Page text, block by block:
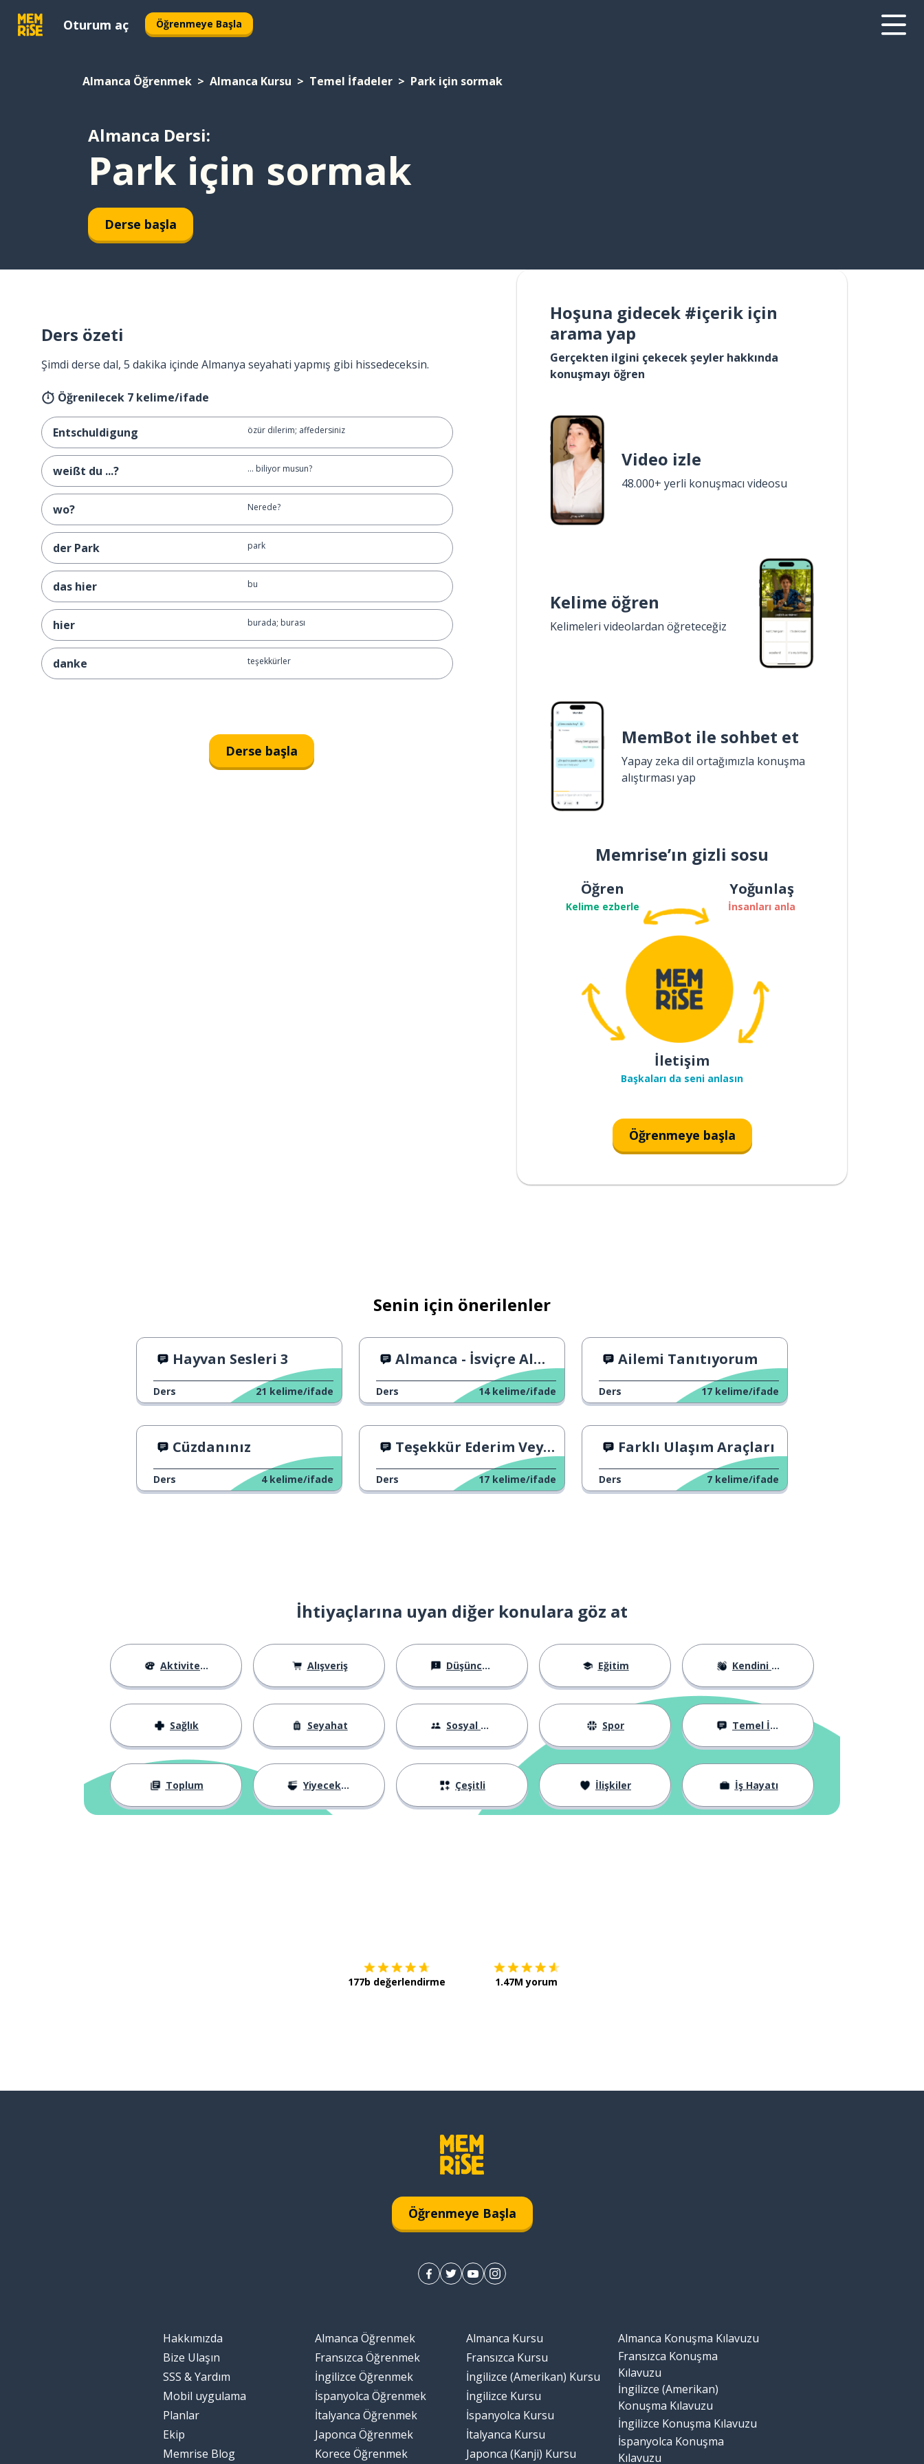
Oturum aç Öğrenmeye Başla
Almanca Öğrenmek Almanca Kursu Temel İfadeler Park için sormak
Almanca Dersi:
Park için sormak
Derse başla
Ders özeti
Şimdi derse dal, 5 dakika içinde Almanya seyahati yapmış gibi hissedeceksin.
Öğrenilecek 7 kelime/ifade
Entschuldigung özür dilerim; affedersiniz
weißt du ...? ... biliyor musun?
wo? Nerede?
der Park park
das hier bu
hier burada; burası
danke teşekkürler
Derse başla
Hoşuna gidecek #içerik için
arama yap
Gerçekten ilgini çekecek şeyler hakkında
konuşmayı öğren
Video izle
48.000+ yerli konuşmacı videosu
Kelime öğren
Kelimeleri videolardan öğreteceğiz
MemBot ile sohbet et
Yapay zeka dil ortağımızla konuşma
alıştırması yap
Memrise’ın gizli sosu
Öğren
Kelime ezberle
Yoğunlaş
İnsanları anla
İletişim
Başkaları da seni anlasın
Öğrenmeye başla
Senin için önerilenler
Hayvan Sesleri 3
Ders 21 kelime/ifade
Almanca - İsviçre Almanca Karşılaştırma
Ders 14 kelime/ifade
Ailemi Tanıtıyorum
Ders 17 kelime/ifade
Cüzdanınız
Ders 4 kelime/ifade
Teşekkür Ederim Veya Teşekkürler.
Ders 17 kelime/ifade
Farklı Ulaşım Araçları
Ders 7 kelime/ifade
İhtiyaçlarına uyan diğer konulara göz at
Aktiviteler Alışveriş Düşünceler Eğitim Kendini Tanıtma
Sağlık Seyahat Sosyal Hayat Spor Temel İfadeler
Toplum Yiyecekler Çeşitli İlişkiler İş Hayatı
177b değerlendirme 1.47M yorum
Öğrenmeye Başla
Hakkımızda
Bize Ulaşın
SSS & Yardım
Mobil uygulama
Planlar
Ekip
Memrise Blog
Almanca Öğrenmek
Fransızca Öğrenmek
İngilizce Öğrenmek
İspanyolca Öğrenmek
İtalyanca Öğrenmek
Japonca Öğrenmek
Korece Öğrenmek
Almanca Kursu
Fransızca Kursu
İngilizce (Amerikan) Kursu
İngilizce Kursu
İspanyolca Kursu
İtalyanca Kursu
Japonca (Kanji) Kursu
Almanca Konuşma Kılavuzu
Fransızca Konuşma
Kılavuzu
İngilizce (Amerikan)
Konuşma Kılavuzu
İngilizce Konuşma Kılavuzu
İspanyolca Konuşma
Kılavuzu